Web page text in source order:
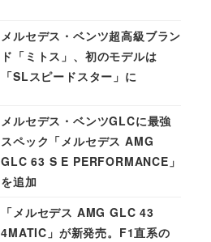
メルセデス・ベンツ超高級ブラン
ド「ミトス」、初のモデルは
「SLスピードスター」に
メルセデス・ベンツGLCに最強
スペック「メルセデス AMG
GLC 63 S E PERFORMANCE」
を追加
「メルセデス AMG GLC 43
4MATIC」が新発売。F1直系の